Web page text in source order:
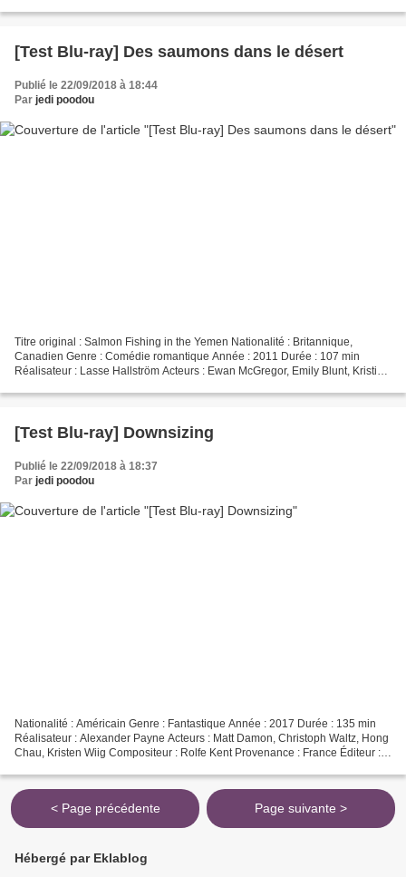
[Test Blu-ray] Des saumons dans le désert
Publié le 22/09/2018 à 18:44
Par jedi poodou
Titre original : Salmon Fishing in the Yemen Nationalité : Britannique,
Canadien Genre : Comédie romantique Année : 2011 Durée : 107 min
Réalisateur : Lasse Hallström Acteurs : Ewan McGregor, Emily Blunt, Kristin
[Test Blu-ray] Downsizing
Publié le 22/09/2018 à 18:37
Par jedi poodou
Nationalité : Américain Genre : Fantastique Année : 2017 Durée : 135 min
Réalisateur : Alexander Payne Acteurs : Matt Damon, Christoph Waltz, Hong
Chau, Kristen Wiig Compositeur : Rolfe Kent Provenance : France Éditeur :
< Page précédente Page suivante >
Hébergé par Eklablog